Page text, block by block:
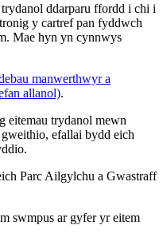
ddarparu ffordd i chi i
y cartref pan fyddwch
Mae hyn yn cynnwys
manwerthwyr a
allanol).
eitemau trydanol mewn
efallai bydd eich
Parc Ailgylchu a Gwastraff
swmpus ar gyfer yr eitem